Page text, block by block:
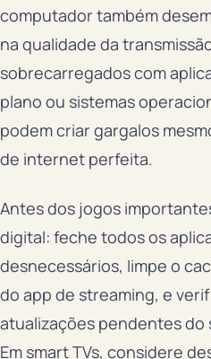
computador também
na qualidade da
sobrecarregados com
plano ou sistemas
podem criar gargalos
de internet perfeita.
Antes dos jogos
digital: feche todos os
desnecessários, limpe o
do app de streaming, e
atualizações pendentes do
Em smart TVs, considere